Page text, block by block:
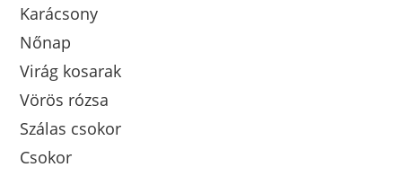
Karácsony
Nőnap
Virág kosarak
Vörös rózsa
Szálas csokor
Csokor